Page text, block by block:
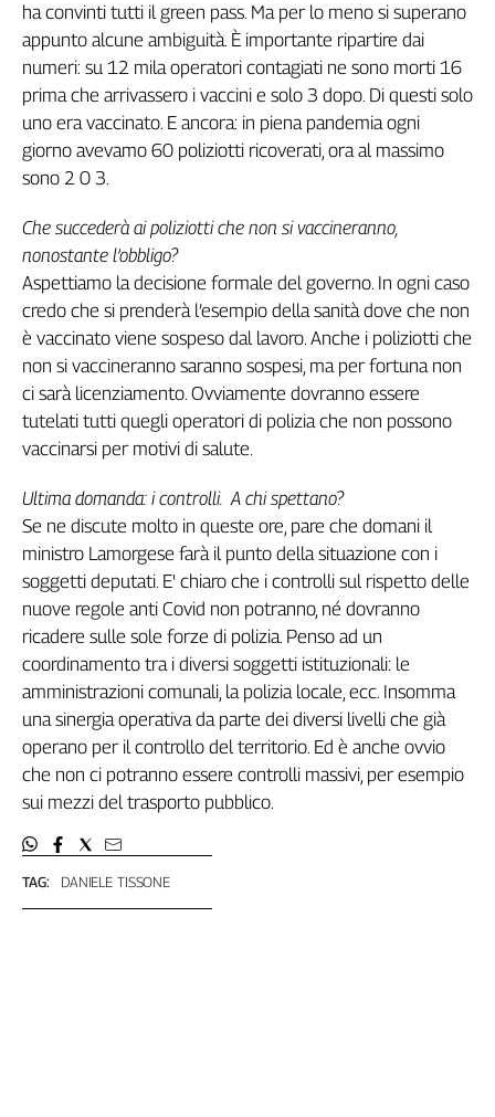
trasmissioni
tv
Work
in
Progress
L'Italia
nel
Abruzzo-
Molise
Alto
Basilicata
Calabria
Campania
Romagna
Friuli
Venezia
Liguria
Lombardia
Marche
Piemonte
Puglia
Sardegna
Sicilia
Trentino
Umbria
Valle
TAG: DANIELE TISSONE
ha convinti tutti il green pass. Ma per lo meno si superano
appunto alcune ambiguità. È importante ripartire dai
numeri: su 12 mila operatori contagiati ne sono morti 16
prima che arrivassero i vaccini e solo 3 dopo. Di questi solo
uno era vaccinato. E ancora: in piena pandemia ogni
giorno avevamo 60 poliziotti ricoverati, ora al massimo
sono 2 0 3.
Che succederà ai poliziotti che non si vaccineranno,
nonostante l’obbligo?
Aspettiamo la decisione formale del governo. In ogni caso
credo che si prenderà l’esempio della sanità dove che non
è vaccinato viene sospeso dal lavoro. Anche i poliziotti che
non si vaccineranno saranno sospesi, ma per fortuna non
ci sarà licenziamento. Ovviamente dovranno essere
tutelati tutti quegli operatori di polizia che non possono
vaccinarsi per motivi di salute.
Ultima domanda: i controlli. A chi spettano?
Se ne discute molto in queste ore, pare che domani il
ministro Lamorgese farà il punto della situazione con i
soggetti deputati. E' chiaro che i controlli sul rispetto delle
nuove regole anti Covid non potranno, né dovranno
ricadere sulle sole forze di polizia. Penso ad un
coordinamento tra i diversi soggetti istituzionali: le
amministrazioni comunali, la polizia locale, ecc. Insomma
una sinergia operativa da parte dei diversi livelli che già
operano per il controllo del territorio. Ed è anche ovvio
che non ci potranno essere controlli massivi, per esempio
sui mezzi del trasporto pubblico.